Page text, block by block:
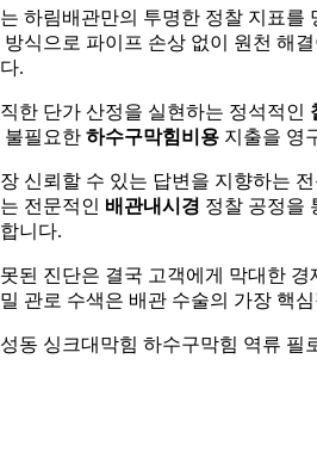
하림배관만의 투명한 정찰 지표를
방식으로 파이프 손상 없이 원천 해
.
한 단가 산정을 실현하는 정석적인
불필요한 하수구막힘비용지출을 영
신뢰할 수 있는 답변을 지향하는
전문적인 배관내시경 정찰 공정을
니다.
된 진단은 결국 고객에게 막대한 경
관로 수색은 배관 수술의 가장 핵
동 싱크대막힘 하수구막힘 역류 필